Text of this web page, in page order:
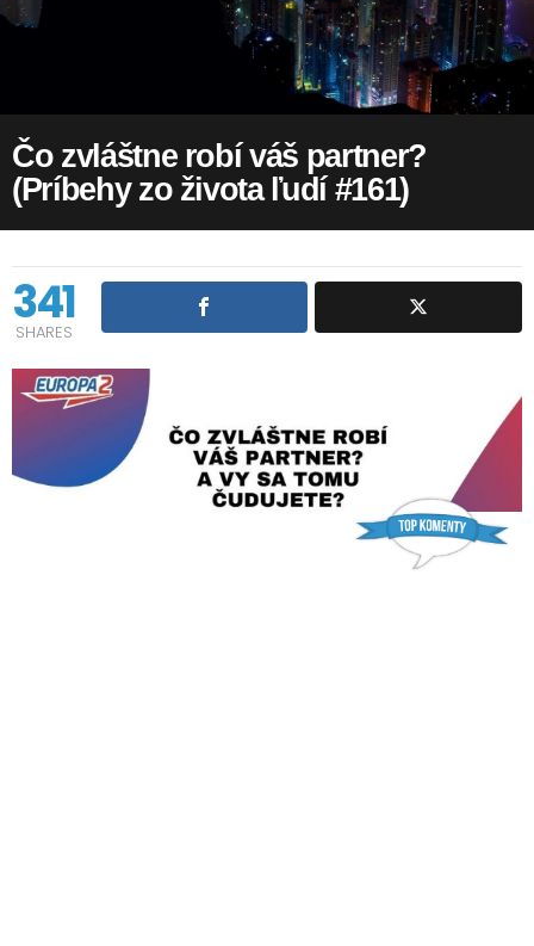
Čo zvláštne robí váš partner?
(Príbehy zo života ľudí #161)
341
SHARES